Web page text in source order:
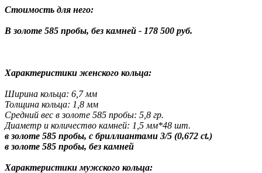
Стоимость для него:
В золоте 585 пробы, без камней - 178 500 руб.
Характеристики женского кольца:
Ширина кольца: 6,7 мм
Толщина кольца: 1,8 мм
Средний вес в золоте 585 пробы: 5,8 гр.
Диаметр и количество камней: 1,5 мм*48 шт.
в золоте 585 пробы, с бриллиантами 3/5 (0,672 ct.)
в золоте 585 пробы, без камней
Характеристики мужского кольца: